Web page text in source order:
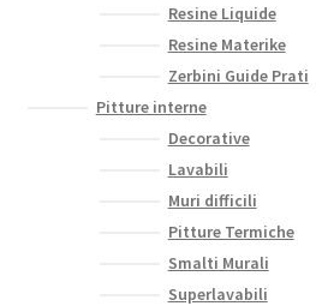
Resine Liquide
Resine Materike
Zerbini Guide Prati
Pitture interne
Decorative
Lavabili
Muri difficili
Pitture Termiche
Smalti Murali
Superlavabili